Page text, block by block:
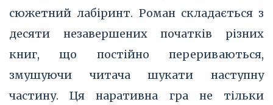
сюжетний лабіринт. Роман складається з
десяти незавершених початків різних
книг, що постійно перериваються,
змушуючи читача шукати наступну
частину. Ця наративна гра не тільки